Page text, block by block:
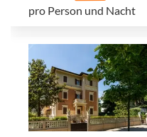
pro Person und Nacht